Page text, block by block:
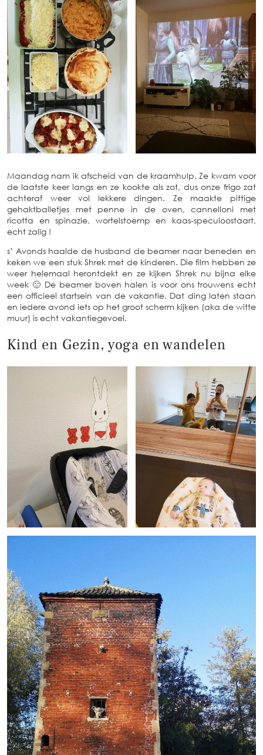
Maandag nam ik afscheid van de kraamhulp. Ze kwam voor
de laatste keer langs en ze kookte als zot, dus onze frigo zat
achteraf weer vol lekkere dingen. Ze maakte pittige
gehaktballetjes met penne in de oven, cannelloni met
ricotta en spinazie, wortelstoemp en kaas-speculoostaart,
echt zalig !
s’ Avonds haalde de husband de beamer naar beneden en
keken we een stuk Shrek met de kinderen. Die film hebben ze
weer helemaal herontdekt en ze kijken Shrek nu bijna elke
week 🙂 De beamer boven halen is voor ons trouwens echt
een officieel startsein van de vakantie. Dat ding laten staan
en iedere avond iets op het groot scherm kijken (aka de witte
muur) is echt vakantiegevoel.
Kind en Gezin, yoga en wandelen